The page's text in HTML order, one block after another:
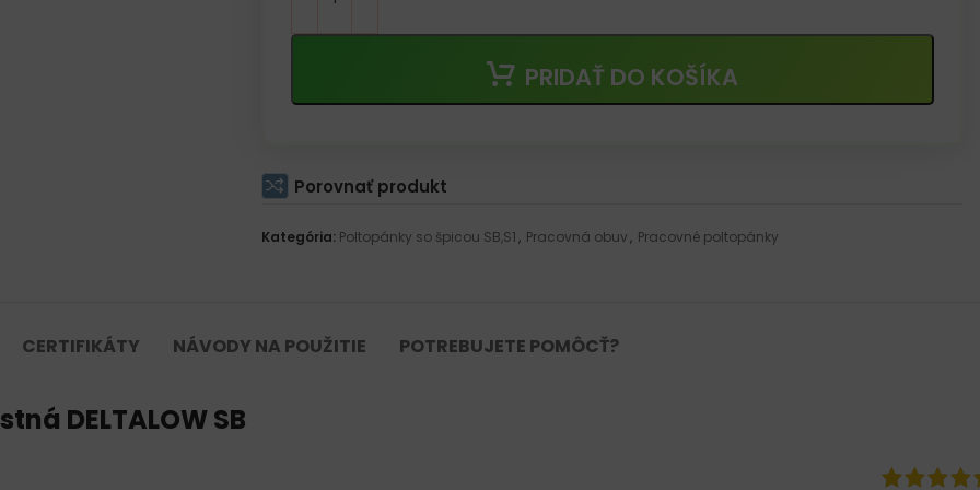
PRIDAŤ DO KOŠÍKA
Porovnať produkt
Kategória: Poltopánky so špicou SB,S1 , Pracovná obuv , Pracovné poltopánky
CERTIFIKÁTY NÁVODY NA POUŽITIE POTREBUJETE POMÔCŤ?
DELTALOW SB